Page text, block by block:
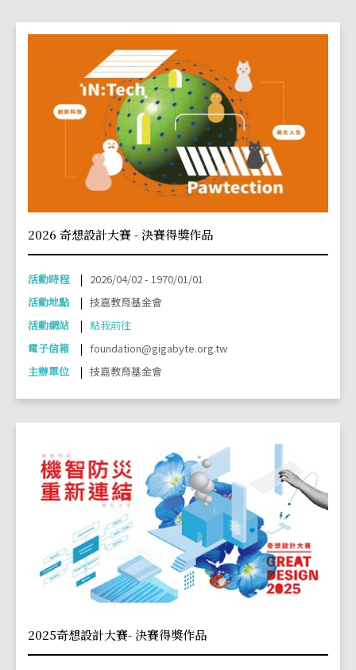
2026 奇想設計大賽 - 決賽得獎作品
活動時程
2026/04/02 - 1970/01/01
活動地點
技嘉教育基金會
活動網站
點我前往
電子信箱
foundation@gigabyte.org.tw
主辦單位
技嘉教育基金會
2025奇想設計大賽- 決賽得獎作品